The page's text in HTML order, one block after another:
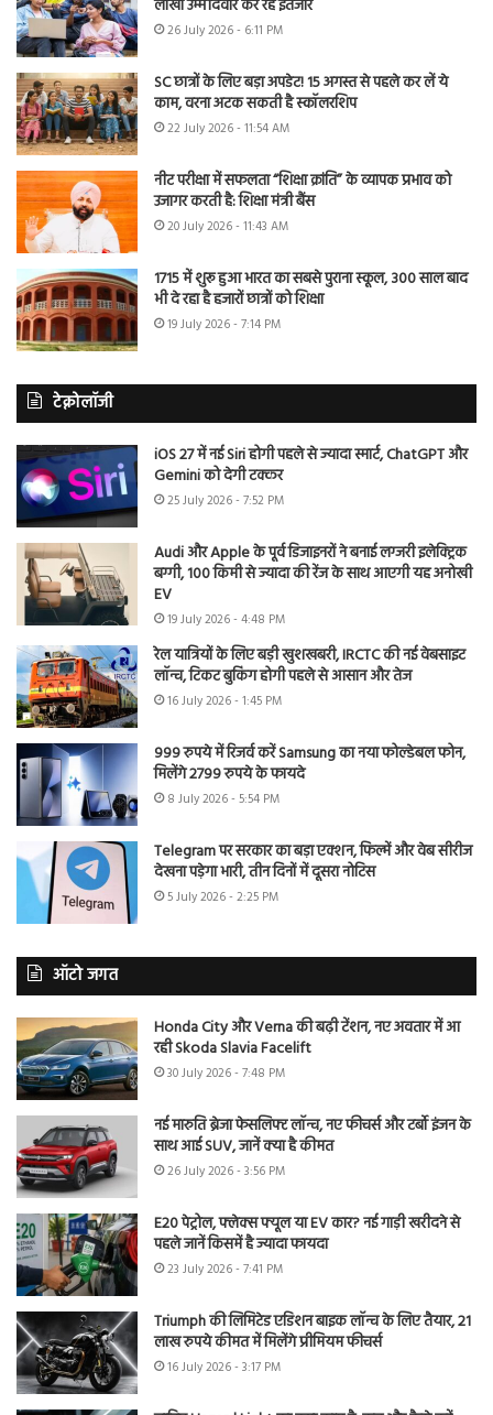
लाखों उम्मीदवार कर रहे इंतजार
26 July 2026 - 6:11 PM
SC छात्रों के लिए बड़ा अपडेट! 15 अगस्त से पहले कर लें ये
काम, वरना अटक सकती है स्कॉलरशिप
22 July 2026 - 11:54 AM
नीट परीक्षा में सफलता “शिक्षा क्रांति” के व्यापक प्रभाव को
उजागर करती है: शिक्षा मंत्री बैंस
20 July 2026 - 11:43 AM
1715 में शुरू हुआ भारत का सबसे पुराना स्कूल, 300 साल बाद
भी दे रहा है हजारों छात्रों को शिक्षा
19 July 2026 - 7:14 PM
टेक्नोलॉजी
iOS 27 में नई Siri होगी पहले से ज्यादा स्मार्ट, ChatGPT और
Gemini को देगी टक्कर
25 July 2026 - 7:52 PM
Audi और Apple के पूर्व डिजाइनरों ने बनाई लग्जरी इलेक्ट्रिक
बग्गी, 100 किमी से ज्यादा की रेंज के साथ आएगी यह अनोखी
EV
19 July 2026 - 4:48 PM
रेल यात्रियों के लिए बड़ी खुशखबरी, IRCTC की नई वेबसाइट
लॉन्च, टिकट बुकिंग होगी पहले से आसान और तेज
16 July 2026 - 1:45 PM
999 रुपये में रिजर्व करें Samsung का नया फोल्डेबल फोन,
मिलेंगे 2799 रुपये के फायदे
8 July 2026 - 5:54 PM
Telegram पर सरकार का बड़ा एक्शन, फिल्में और वेब सीरीज
देखना पड़ेगा भारी, तीन दिनों में दूसरा नोटिस
5 July 2026 - 2:25 PM
ऑटो जगत
Honda City और Verna की बढ़ी टेंशन, नए अवतार में आ
रही Skoda Slavia Facelift
30 July 2026 - 7:48 PM
नई मारुति ब्रेजा फेसलिफ्ट लॉन्च, नए फीचर्स और टर्बो इंजन के
साथ आई SUV, जानें क्या है कीमत
26 July 2026 - 3:56 PM
E20 पेट्रोल, फ्लेक्स फ्यूल या EV कार? नई गाड़ी खरीदने से
पहले जानें किसमें है ज्यादा फायदा
23 July 2026 - 7:41 PM
Triumph की लिमिटेड एडिशन बाइक लॉन्च के लिए तैयार, 21
लाख रुपये कीमत में मिलेंगे प्रीमियम फीचर्स
16 July 2026 - 3:17 PM